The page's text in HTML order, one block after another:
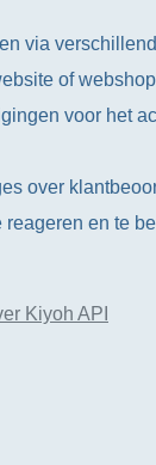
via
of webshop
voor het
over
en te
Kiyoh API